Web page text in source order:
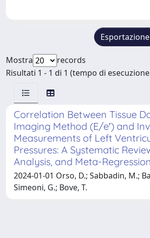
Esportazione
Mostra
records
Risultati 1 - 1 di 1 (tempo di
Correlation Between Tissue
Imaging Method (E/e′) and
Measurements of Left
Pressures: A Systematic
Analysis, and Meta-Regression
2024-01-01 Orso, D.; Sabbadin, M.;
Simeoni, G.; Bove, T.